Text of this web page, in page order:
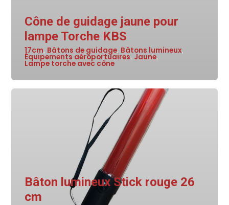
Cône de guidage jaune pour
lampe Torche KBS
17cm, Bâtons de guidage, Bâtons lumineux,
Équipements aéroportuaires, Jaune,
Lampe torche avec cône
Bâton lumineux Stick rouge 26
cm